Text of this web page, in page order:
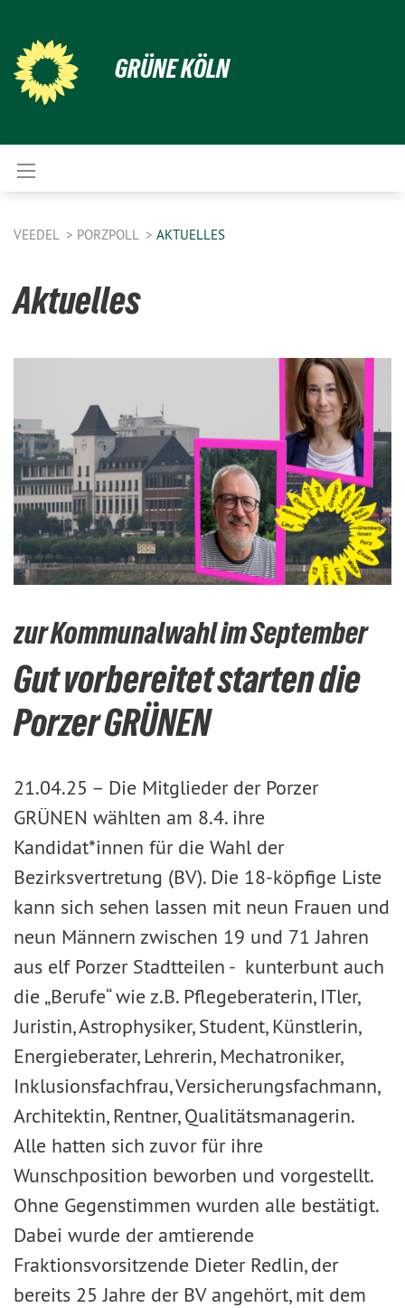
GRÜNE KÖLN
VEEDEL PORZPOLL AKTUELLES
Aktuelles
zur Kommunalwahl im September
Gut vorbereitet starten die
Porzer GRÜNEN
21.04.25 – Die Mitglieder der Porzer
GRÜNEN wählten am 8.4. ihre
Kandidat*innen für die Wahl der
Bezirksvertretung (BV). Die 18-köpfige Liste
kann sich sehen lassen mit neun Frauen und
neun Männern zwischen 19 und 71 Jahren
aus elf Porzer Stadtteilen - kunterbunt auch
die „Berufe“ wie z.B. Pflegeberaterin, ITler,
Juristin, Astrophysiker, Student, Künstlerin,
Energieberater, Lehrerin, Mechatroniker,
Inklusionsfachfrau, Versicherungsfachmann,
Architektin, Rentner, Qualitätsmanagerin.
Alle hatten sich zuvor für ihre
Wunschposition beworben und vorgestellt.
Ohne Gegenstimmen wurden alle bestätigt.
Dabei wurde der amtierende
Fraktionsvorsitzende Dieter Redlin, der
bereits 25 Jahre der BV angehört, mit dem